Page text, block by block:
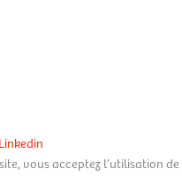
Linkedin
vous acceptez l’utilisation de